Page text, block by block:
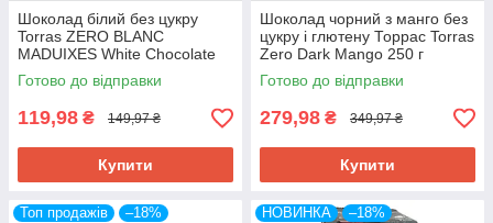
Шоколад білий без цукру
Torras ZERO BLANC
MADUIXES White Chocolate
with strawberries з полуницею
125 г
Готово до відправки
119,98 ₴ 149,97 ₴
Купити
Шоколад чорний з манго без
цукру і глютену Торрас Torras
Zero Dark Mango 250 г
Іспанія
Готово до відправки
279,98 ₴ 349,97 ₴
Купити
Топ продажів –18% НОВИНКА –18%